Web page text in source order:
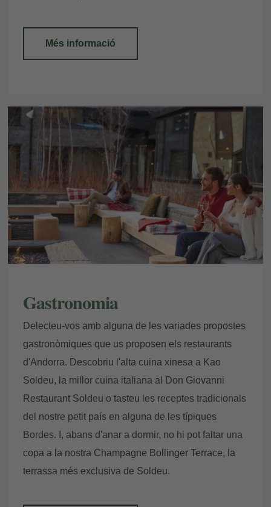
Més informació
Gastronomia
Delecteu-vos amb alguna de les variades propostes
gastronòmiques que us proposen els restaurants
d'Andorra. Descobriu l'alta cuina xinesa a Kao
Soldeu, la millor cuina italiana al Don Giovanni
Restaurant Soldeu o tasteu les receptes tradicionals
del nostre petit país en alguna de les típiques
Bordes. I, abans d'anar a dormir, no hi pot faltar una
copa a la nostra Champagne Bollinger Terrace, la
terrassa més exclusiva de Soldeu.